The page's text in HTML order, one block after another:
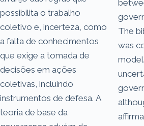
possibilita o trabalho
coletivo e, incerteza, como
a falta de conhecimentos
que exige a tomada de
decisões em ações
coletivas, incluindo
instrumentos de defesa. A
teoria de base da
The
was